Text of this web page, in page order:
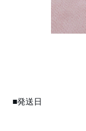
■発送日